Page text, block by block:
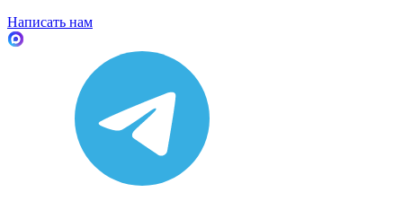
Написать нам